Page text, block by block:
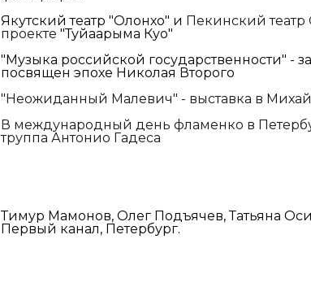
Якутский театр "Олонхо" и Пекинский
проекте "Туйаарыма Куо"
"Музыка российской государственности" -
посвящен эпохе Николая Второго
"Неожиданный Малевич" - выставка в
В международный день фламенко в
труппа Антонио Гадеса
Тимур Мамонов, Олег Подъячев, Татьяна
Первый канал, Петербург.